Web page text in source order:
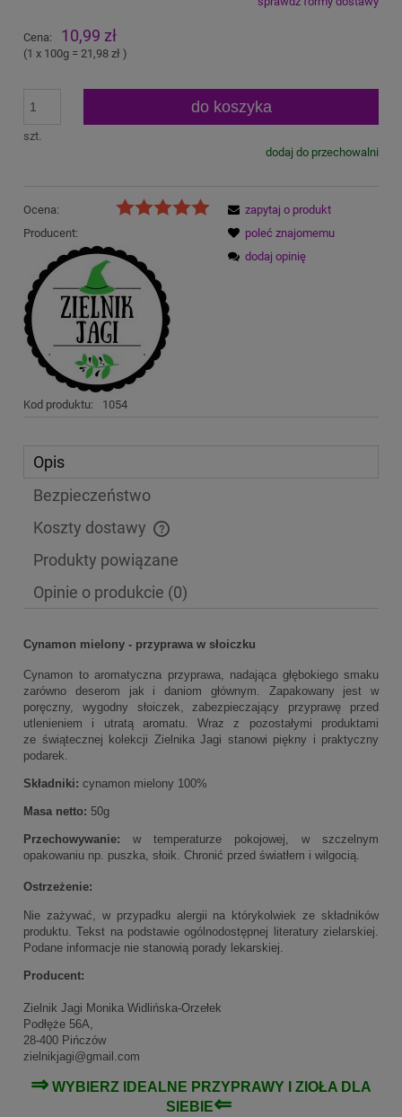
Cena nie zawiera ewentualnych kosztów płatności
Cena: 10,99 zł
(1 x 100g = 21,98 zł )
szt.
do koszyka
dodaj do przechowalni
Ocena:
Producent:
Kod produktu: 1054
zapytaj o produkt
poleć znajomemu
dodaj opinię
Opis
Bezpieczeństwo
Koszty dostawy
Cena nie zawiera ewentualnych kosztów płatności
Produkty powiązane
Opinie o produkcie (0)
Cynamon mielony - przyprawa w słoiczku
Cynamon to aromatyczna przyprawa, nadająca głębokiego smaku
zarówno deserom jak i daniom głównym. Zapakowany jest w
poręczny, wygodny słoiczek, zabezpieczający przyprawę przed
utlenieniem i utratą aromatu. Wraz z pozostałymi produktami
ze świątecznej kolekcji Zielnika Jagi stanowi piękny i praktyczny
podarek.
Składniki: cynamon mielony 100%
Masa netto: 50g
Przechowywanie: w temperaturze pokojowej, w szczelnym
opakowaniu np. puszka, słoik. Chronić przed światłem i wilgocią.
Ostrzeżenie:
Nie zażywać, w przypadku alergii na którykolwiek ze składników
produktu. Tekst na podstawie ogólnodostępnej literatury zielarskiej.
Podane informacje nie stanowią porady lekarskiej.
Producent:
Zielnik Jagi Monika Widlińska-Orzełek
Podłęże 56A,
28-400 Pińczów
zielnikjagi@gmail.com
⇒ WYBIERZ IDEALNE PRZYPRAWY I ZIOŁA DLA
SIEBIE⇐